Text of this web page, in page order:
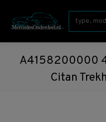
Zoeken:
A4158200000
Citan